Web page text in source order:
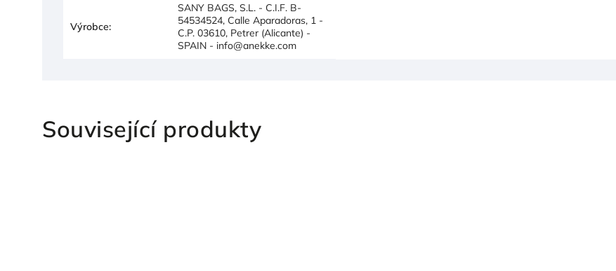
Výrobce:
SANY BAGS, S.L. - C.I.F. B-
54534524, Calle Aparadoras, 1 -
C.P. 03610, Petrer (Alicante) -
SPAIN - info@anekke.com
Související produkty